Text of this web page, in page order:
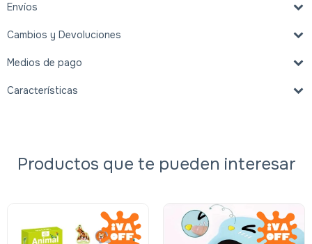
Envíos
Cambios y Devoluciones
Medios de pago
Características
Productos que te pueden interesar